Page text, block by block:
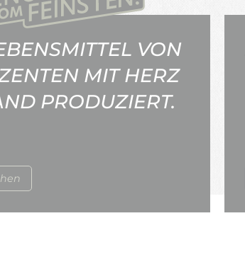
VON
MIT HERZ
PRODUZIERT.